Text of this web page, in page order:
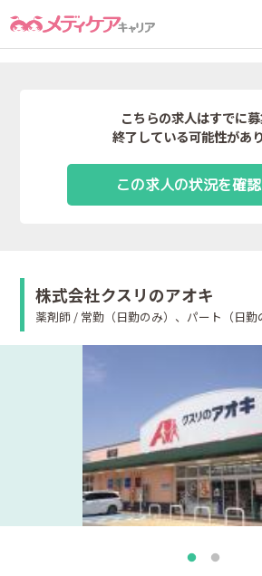
こちらの求人はすでに
終了している可能性があ
この求人の状況を確
株式会社クスリのアオキ
薬剤師 / 常勤（日勤のみ）、パート（日勤